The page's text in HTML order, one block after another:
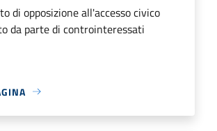
di opposizione all'accesso civico
da parte di controinteressati